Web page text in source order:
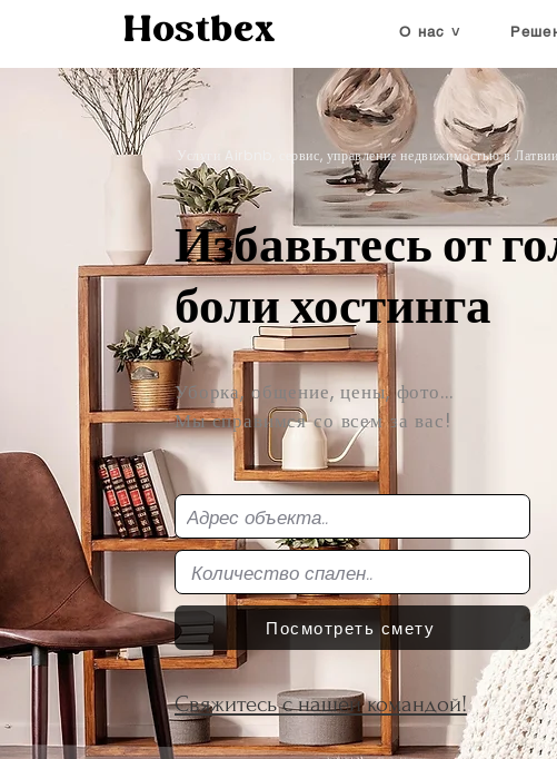
Hostbex O нас ˅
Избавьтесь от
боли хостинга
Уборка, общение, цены, фото...
Мы справимся со всем за вас!
Посмотреть смету
Свяжитесь с нашей командой!
Услуги Airbnb, сервис, управление недвижимостью в Латвии,